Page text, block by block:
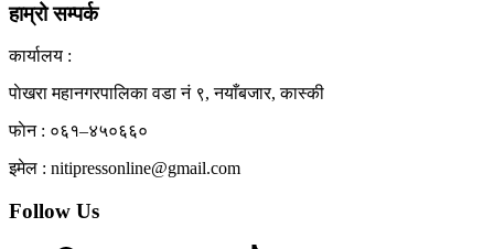
हाम्रो सम्पर्क
कार्यालय :
पाेखरा महानगरपालिका वडा नं ९, नयाँबजार, कास्की
फाेन : ०६१–४५०६६०
इमेल : nitipressonline@gmail.com
Follow Us